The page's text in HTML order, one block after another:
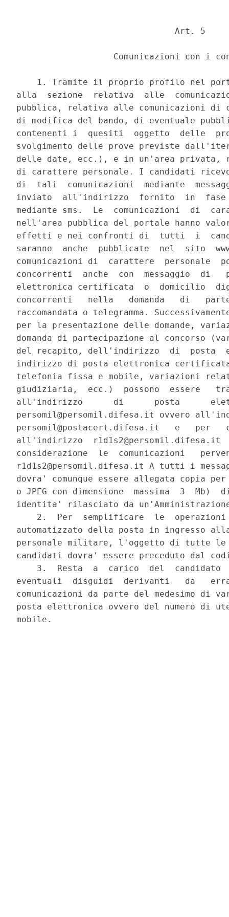
                               Art. 5
Comunicazioni con i
1. Tramite il proprio profilo nel
alla  sezione  relativa  alle
pubblica, relativa alle comunicazioni
di modifica del bando, di eventuale
contenenti i  quesiti  oggetto  delle
svolgimento delle prove previste
delle date, ecc.), e in un'area privata,
di carattere personale. I candidati
di  tali  comunicazioni  mediante
inviato  all'indirizzo  fornito  in  fase
mediante sms.  Le  comunicazioni  di
nell'area pubblica del portale hanno
effetti e nei confronti di  tutti  i
saranno  anche  pubblicate  nel  sito
comunicazioni di  carattere  personale
concorrenti  anche  con  messaggio  di
elettronica certificata  o  domicilio
concorrenti   nella   domanda   di
raccomandata o telegramma.
per la presentazione delle domande,
domanda di partecipazione al concorso
del recapito, dell'indirizzo  di  posta
indirizzo di posta elettronica
telefonia fissa e mobile, variazioni
giudiziaria,  ecc.)  possono  essere
all'indirizzo      di      posta
persomil@persomil.difesa.it ovvero
persomil@postacert.difesa.it   e   per
all'indirizzo  r1d1s2@persomil.difesa.it
considerazione  le  comunicazioni
r1d1s2@persomil.difesa.it A tutti i
dovra' comunque essere allegata copia
o JPEG con dimensione  massima  3
identita' rilasciato da
2.  Per  semplificare  le
automatizzato della posta in ingresso
personale militare, l'oggetto di tutte le
candidati dovra' essere preceduto dal codice
3.  Resta  a  carico  del  candidato
eventuali  disguidi  derivanti   da
comunicazioni da parte del medesimo
posta elettronica ovvero del numero di